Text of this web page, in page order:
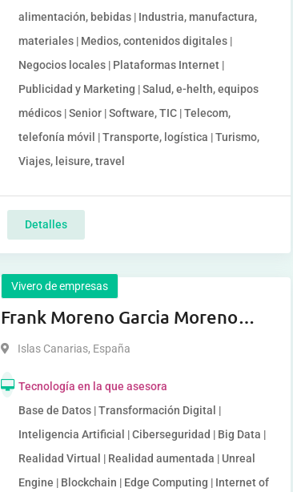
alimentación, bebidas | Industria, manufactura,
materiales | Medios, contenidos digitales |
Negocios locales | Plataformas Internet |
Publicidad y Marketing | Salud, e-helth, equipos
médicos | Senior | Software, TIC | Telecom,
telefonía móvil | Transporte, logística | Turismo,
Viajes, leisure, travel
Detalles
Vivero de empresas
Frank Moreno Garcia Moreno
Garcia Moreno Garcia
Islas Canarias, España
Tecnología en la que asesora
Base de Datos | Transformación Digital |
Inteligencia Artificial | Ciberseguridad | Big Data |
Realidad Virtual | Realidad aumentada | Unreal
Engine | Blockchain | Edge Computing | Internet of